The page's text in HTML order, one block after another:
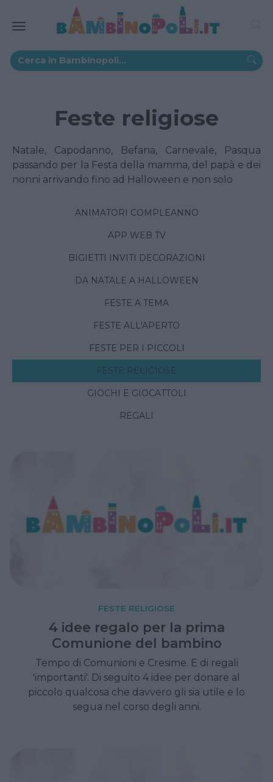
Feste religiose
Natale, Capodanno, Befana, Carnevale, Pasqua
passando per la Festa della mamma, del papà e dei
nonni arrivando fino ad Halloween e non solo
ANIMATORI COMPLEANNO
APP WEB TV
BIGIETTI INVITI DECORAZIONI
DA NATALE A HALLOWEEN
FESTE A TEMA
FESTE ALL'APERTO
FESTE PER I PICCOLI
FESTE RELIGIOSE
GIOCHI E GIOCATTOLI
REGALI
FESTE RELIGIOSE
4 idee regalo per la prima
Comunione del bambino
Tempo di Comunioni e Cresime. E di regali
'importanti'. Di seguito 4 idee per donare al
piccolo qualcosa che davvero gli sia utile e lo
segua nel corso degli anni.